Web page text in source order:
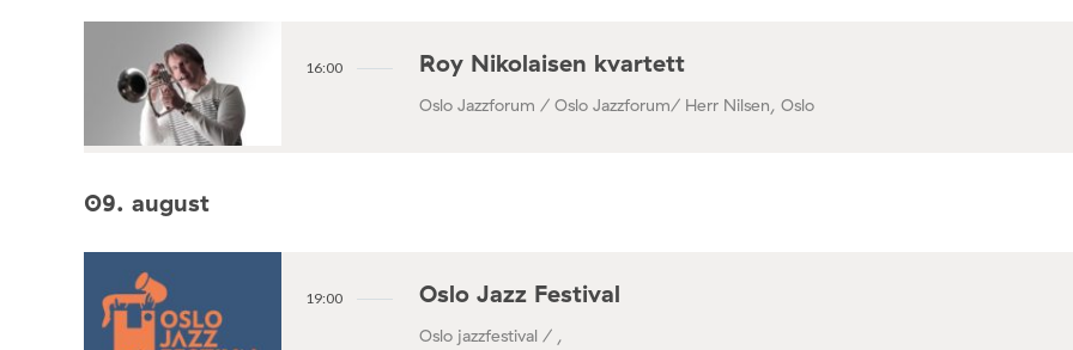
16:00 Roy Nikolaisen kvartett
Oslo Jazzforum / Oslo Jazzforum/ Herr Nilsen, Oslo
09. august
19:00 Oslo Jazz Festival
Oslo jazzfestival / ,